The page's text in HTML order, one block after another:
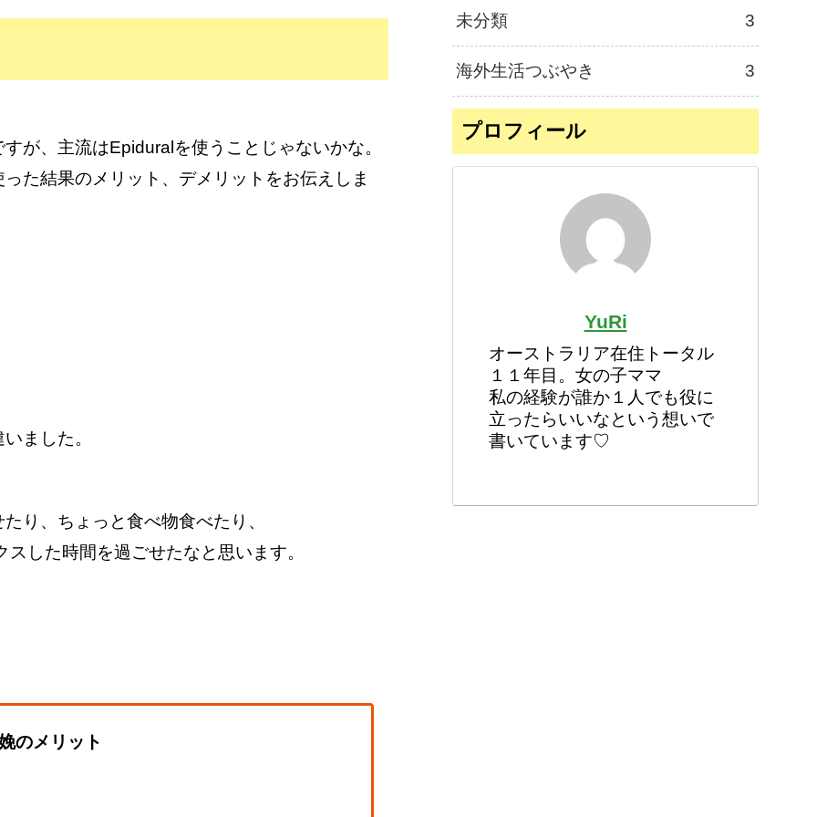
が、主流はEpiduralを使うことじゃないかな。
た結果のメリット、デメリットをお伝えしま
ました。
り、ちょっと食べ物食べたり、
した時間を過ごせたなと思います。
のメリット
未分類 3
海外生活つぶやき 3
プロフィール
YuRi
オーストラリア在住トータル
１１年目。女の子ママ
私の経験が誰か１人でも役に
立ったらいいなという想いで
書いています♡